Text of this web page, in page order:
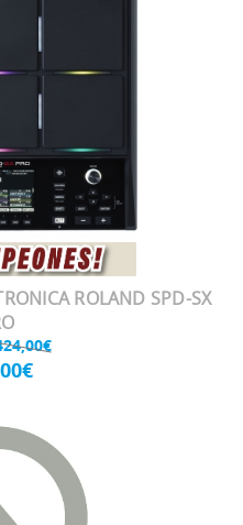
ROLAND SPD-SX